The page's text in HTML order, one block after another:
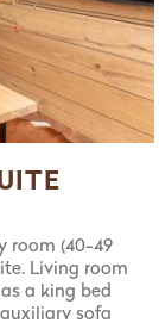
room (40-49
Living room
a king bed
sofa